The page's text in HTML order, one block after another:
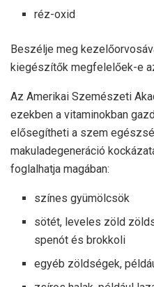
réz-oxid
Beszélje meg
kiegészítők megfelelőek-e
Az Amerikai Szemészeti
ezekben a vitaminokban
elősegítheti a szem
makuladegeneráció
foglalhatja magában:
színes gyümölcsök
sötét, leveles zöld
spenót és brokkoli
egyéb zöldségek,